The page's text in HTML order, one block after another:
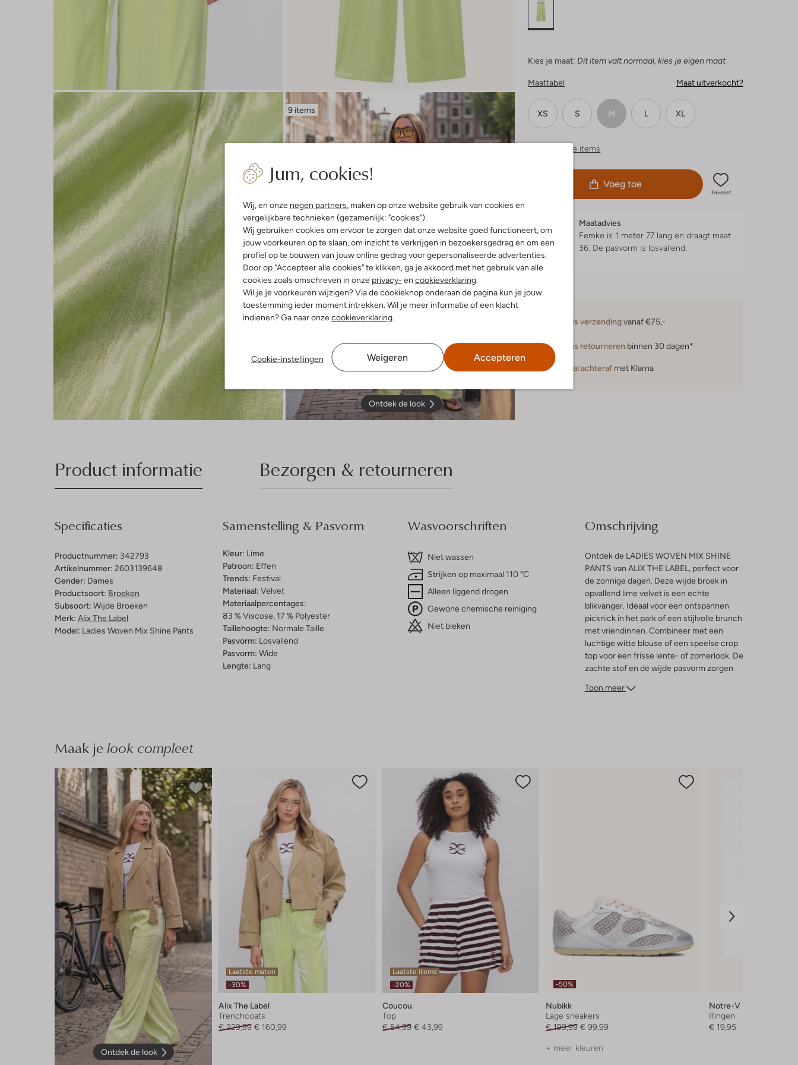
Jum, cookies!
Wij, en onze negen partners, maken op onze website gebruik van cookies en
vergelijkbare technieken (gezamenlijk: "cookies").
Wij gebruiken cookies om ervoor te zorgen dat onze website goed functioneert, om
jouw voorkeuren op te slaan, om inzicht te verkrijgen in bezoekersgedrag en om een
profiel op te bouwen van jouw online gedrag voor gepersonaliseerde advertenties.
Door op "Accepteer alle cookies" te klikken, ga je akkoord met het gebruik van alle
cookies zoals omschreven in onze privacy- en cookieverklaring.
Wil je je voorkeuren wijzigen? Via de cookieknop onderaan de pagina kun je jouw
toestemming ieder moment intrekken. Wil je meer informatie of een klacht
indienen? Ga naar onzecookieverklaring.
Cookie-instellingen Weigeren Accepteren
9 items
Ontdek de look
Kies je maat: Dit item valt normaal, kies je eigen maat
Maattabel Maat uitverkocht?
XS S M L XL
Vergelijkbare items
Voeg toe
Favoriet
Maatadvies
Femke is 1 meter 77 lang en draagt maat
36. De pasvorm is losvallend.
Gratis verzendingvanaf €75,-
Gratis retourneren binnen 30 dagen*
Betaal achteraf met Klarna
Product informatie Bezorgen & retourneren
Specificaties
Productnummer: 342793
Artikelnummer: 2603139648
Gender: Dames
Productsoort: Broeken
Subsoort: Wijde Broeken
Merk: Alix The Label
Model: Ladies Woven Mix Shine Pants
Samenstelling & Pasvorm
Kleur: Lime
Patroon: Effen
Trends: Festival
Materiaal: Velvet
Materiaalpercentages:
83 % Viscose, 17 % Polyester
Taillehoogte: Normale Taille
Pasvorm: Losvallend
Pasvorm: Wide
Lengte: Lang
Wasvoorschriften
Niet wassen
Strijken op maximaal 110 °C
Alleen liggend drogen
Gewone chemische reiniging
Niet bleken
Omschrijving
Ontdek de LADIES WOVEN MIX SHINE
PANTS van ALIX THE LABEL, perfect voor
de zonnige dagen. Deze wijde broek in
opvallend lime velvet is een echte
blikvanger. Ideaal voor een ontspannen
picknick in het park of een stijlvolle brunch
met vriendinnen. Combineer met een
luchtige witte blouse of een speelse crop
top voor een frisse lente- of zomerlook. De
zachte stof en de wijde pasvorm zorgen
moeiteloos een statement maakt. Voeg
Toon meer
Maak je look compleet
Ontdek de look
Laatste maten
-30%
Alix The Label
Trenchcoats
€ 229,99 € 160,99
Laatste items
-20%
Coucou
Top
€ 54,99 € 43,99
-50%
Nubikk
Lage sneakers
€ 199,99 € 99,99
+ meer kleuren
Notre-V
Ringen
€ 19,95